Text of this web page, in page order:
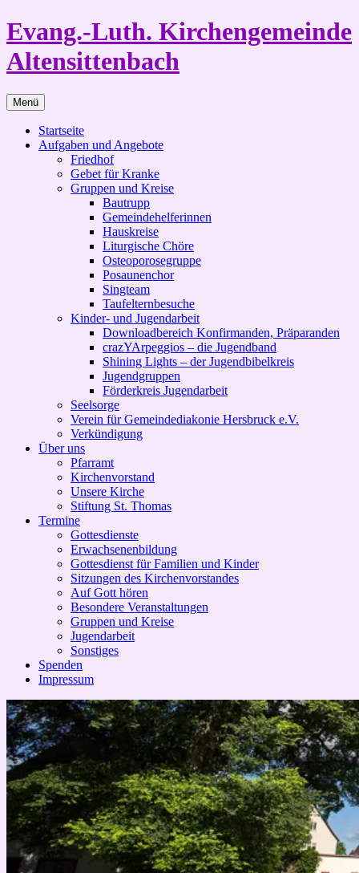
Zum
Inhalt
springen
Evang.-Luth. Kirchengemeinde
Altensittenbach
Menü
Startseite
Aufgaben und Angebote
Friedhof
Gebet für Kranke
Gruppen und Kreise
Bautrupp
Gemeindehelferinnen
Hauskreise
Liturgische Chöre
Osteoporosegruppe
Posaunenchor
Singteam
Taufelternbesuche
Kinder- und Jugendarbeit
Downloadbereich Konfirmanden, Präparanden
crazYArpeggios – die Jugendband
Shining Lights – der Jugendbibelkreis
Jugendgruppen
Förderkreis Jugendarbeit
Seelsorge
Verein für Gemeindediakonie Hersbruck e.V.
Verkündigung
Über uns
Pfarramt
Kirchenvorstand
Unsere Kirche
Stiftung St. Thomas
Termine
Gottesdienste
Erwachsenenbildung
Gottesdienst für Familien und Kinder
Sitzungen des Kirchenvorstandes
Auf Gott hören
Besondere Veranstaltungen
Gruppen und Kreise
Jugendarbeit
Sonstiges
Spenden
Impressum